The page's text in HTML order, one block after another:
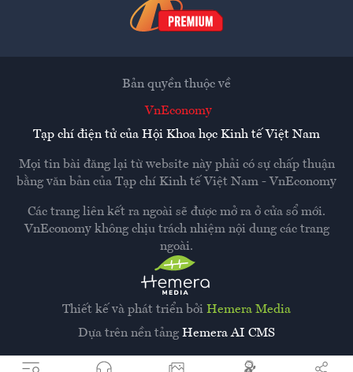
Thiết kế và phát triển bởi Hemera Media
Dựa trên nền tảng Hemera AI CMS
Bản quyền thuộc về
VnEconomy
Tạp chí điện tử của Hội Khoa học Kinh tế Việt Nam
Mọi tin bài đăng lại từ website này phải có sự chấp thuận
bằng văn bản của Tạp chí Kinh tế Việt Nam - VnEconomy
Các trang liên kết ra ngoài sẽ được mở ra ở cửa sổ mới.
VnEconomy không chịu trách nhiệm nội dung các trang
ngoài.